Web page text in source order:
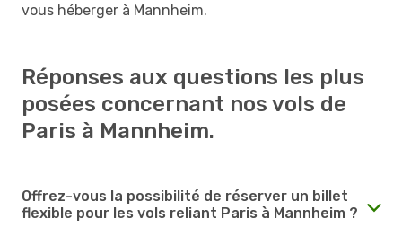
vous héberger à Mannheim.
Réponses aux questions les plus
posées concernant nos vols de
Paris à Mannheim.
Offrez-vous la possibilité de réserver un billet
flexible pour les vols reliant Paris à Mannheim ?